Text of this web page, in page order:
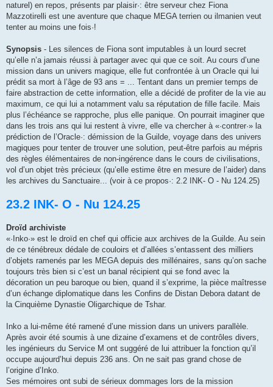
naturel) en repos, présents par plaisir·: être serveur chez Fiona
Mazzotirelli est une aven­ture que chaque MEGA terrien ou ilmanien veut
tenter au moins une fois·!
Synopsis - Les silences de Fiona sont imputables à un lourd secret
qu’elle n’a jamais réussi à partager avec qui que ce soit. Au cours d’une
mission dans un univers magique, elle fut confrontée à un Oracle qui lui
prédit sa mort à l’âge de 93 ans = ... Tentant dans un premier temps de
faire abstraction de cette information, elle a décidé de profiter de la vie au
maximum, ce qui lui a notamment valu sa réputation de fille facile. Mais
plus l’échéance se rapproche, plus elle panique. On pourrait imaginer que
dans les trois ans qui lui restent à vivre, elle va chercher à «·contrer·» la
prédiction de l’Oracle·: démission de la Guilde, voyage dans des univers
magiques pour tenter de trouver une solution, peut-être parfois au mépris
des règles élémentaires de non-ingérence dans le cours de civilisations,
vol d’un objet très précieux (qu’elle estime être en mesure de l’aider) dans
les archives du Sanctuaire... (voir à ce propos·: 2.2 INK- O - Nu 124.25)
23.2 INK- O - Nu 124.25
Droïd archiviste
«·Inko·» est le droïd en chef qui officie aux archives de la Guilde. Au sein
de ce ténébreux dédale de couloirs et d’allées s’entassent des milliers
d’objets ramenés par les MEGA depuis des millénaires, sans qu’on sache
toujours très bien si c’est un banal récipient qui se fond avec la
décoration un peu baroque ou bien, quand il s’exprime, la pièce maîtresse
d’un échange diplomatique dans les Confins de Distan Debora datant de
la Cinquième Dynastie Oligarchique de Tshar.
Inko a lui-même été ramené d’une mission dans un univers parallèle.
Après avoir été soumis à une dizaine d’examens et de contrôles divers,
les ingénieurs du Service M ont suggéré de lui attribuer la fonction qu’il
occupe aujourd’hui depuis 236 ans. On ne sait pas grand chose de
l’origine d’Inko.
Ses mémoires ont subi de sérieux dommages lors de la mission